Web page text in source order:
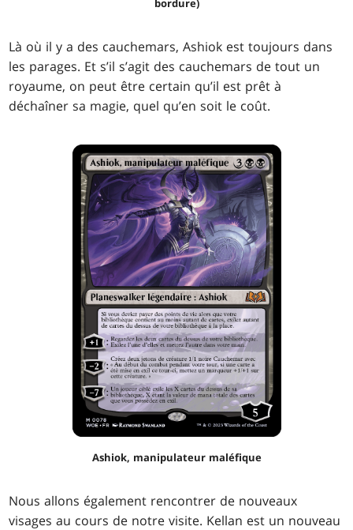
bordure)
Là où il y a des cauchemars, Ashiok est toujours dans
les parages. Et s’il s’agit des cauchemars de tout un
royaume, on peut être certain qu’il est prêt à
déchaîner sa magie, quel qu’en soit le coût.
Ashiok, manipulateur maléfique
Nous allons également rencontrer de nouveaux
visages au cours de notre visite. Kellan est un nouveau